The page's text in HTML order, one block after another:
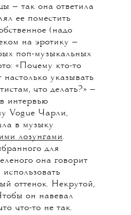
— так она ответила
ее поместить
(надо
на эротику —
поп-музыкальных
«Почему кто-то
указывать
что делать?» —
интервью
Vogue Чарли,
в музыку
лозунгами.
для
она говорит
использовать
оттенок. Некрутой,
он навевал
что-то не так.